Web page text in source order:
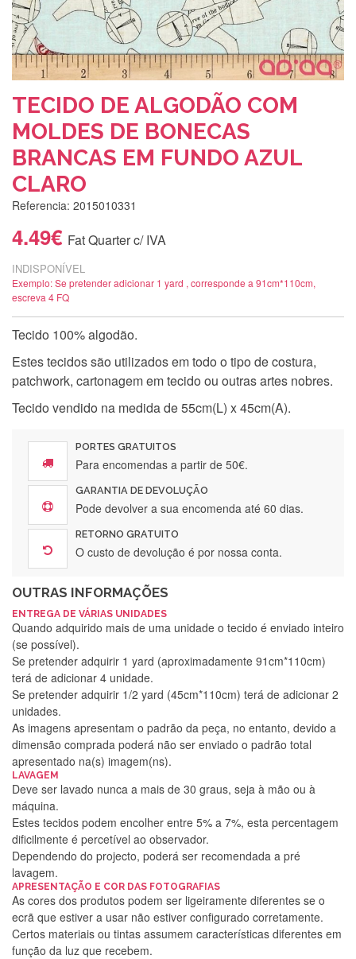
TECIDO DE ALGODÃO COM
MOLDES DE BONECAS
BRANCAS EM FUNDO AZUL
CLARO
Referencia: 2015010331
4.49€ Fat Quarter c/ IVA
INDISPONÍVEL
Exemplo: Se pretender adicionar 1 yard , corresponde a 91cm*110cm,
escreva 4 FQ
Tecido 100% algodão.
Estes tecidos são utilizados em todo o tipo de costura,
patchwork, cartonagem em tecido ou outras artes nobres.
Tecido vendido na medida de 55cm(L) x 45cm(A).
PORTES GRATUITOS
Para encomendas a partir de 50€.
GARANTIA DE DEVOLUÇÃO
Pode devolver a sua encomenda até 60 dias.
RETORNO GRATUITO
O custo de devolução é por nossa conta.
OUTRAS INFORMAÇÕES
ENTREGA DE VÁRIAS UNIDADES
Quando adquirido mais de uma unidade o tecido é enviado inteiro
(se possível).
Se pretender adquirir 1 yard (aproximadamente 91cm*110cm)
terá de adicionar 4 unidade.
Se pretender adquirir 1/2 yard (45cm*110cm) terá de adicionar 2
unidades.
As imagens apresentam o padrão da peça, no entanto, devido a
dimensão comprada poderá não ser enviado o padrão total
apresentado na(s) imagem(ns).
LAVAGEM
Deve ser lavado nunca a mais de 30 graus, seja à mão ou à
máquina.
Estes tecidos podem encolher entre 5% a 7%, esta percentagem
dificilmente é percetível ao observador.
Dependendo do projecto, poderá ser recomendada a pré
lavagem.
APRESENTAÇÃO E COR DAS FOTOGRAFIAS
As cores dos produtos podem ser ligeiramente diferentes se o
ecrã que estiver a usar não estiver configurado corretamente.
Certos materiais ou tintas assumem características diferentes em
função da luz que recebem.
Silvia Lopes
Encomenda direitinha. Rapidez e segurança. Volto a
encomendar.